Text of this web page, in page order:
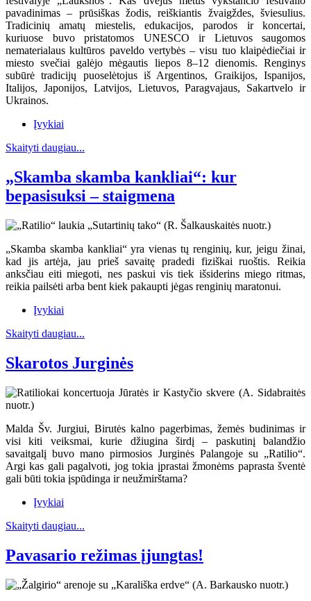
pavadinimas – prūsiškas žodis, reiškiantis žvaigždes, šviesulius.
Tradicinių amatų miestelis, edukacijos, parodos ir koncertai,
kuriuose buvo pristatomos UNESCO ir Lietuvos saugomos
nematerialaus kultūros paveldo vertybės – visu tuo klaipėdiečiai ir
miesto svečiai galėjo mėgautis liepos 8–12 dienomis. Renginys
subūrė tradicijų puoselėtojus iš Argentinos, Graikijos, Ispanijos,
Italijos, Japonijos, Latvijos, Lietuvos, Paragvajaus, Sakartvelo ir
Ukrainos.
Įvykiai
Skaityti daugiau...
„Skamba skamba kankliai“: kur
bepasisuksi – staigmena
„Skamba skamba kankliai“ yra vienas tų renginių, kur, jeigu žinai,
kad jis artėja, jau prieš savaitę pradedi fiziškai ruoštis. Reikia
anksčiau eiti miegoti, nes paskui vis tiek išsiderins miego ritmas,
reikia pailsėti arba bent kiek pakaupti jėgas renginių maratonui.
Įvykiai
Skaityti daugiau...
Skarotos Jurginės
Malda Šv. Jurgiui, Birutės kalno pagerbimas, žemės budinimas ir
visi kiti veiksmai, kurie džiugina širdį – paskutinį balandžio
savaitgalį buvo mano pirmosios Jurginės Palangoje su „Ratilio“.
Argi kas gali pagalvoti, jog tokia įprastai žmonėms paprasta šventė
gali būti tokia įspūdinga ir neužmirštama?
Įvykiai
Skaityti daugiau...
Pavasario režimas įjungtas!